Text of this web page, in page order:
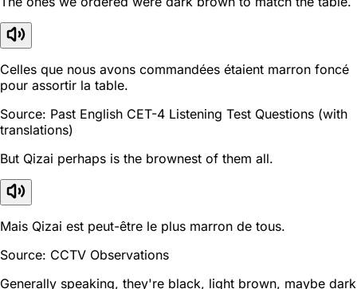
Celles que nous avons commandées étaient marron foncé
pour assortir la table.
Source: Past English CET-4 Listening Test Questions (with
translations)
But Qizai perhaps is the brownest of them all.
Mais Qizai est peut-être le plus marron de tous.
Source: CCTV Observations
Generally speaking, they're black, light brown, maybe dark